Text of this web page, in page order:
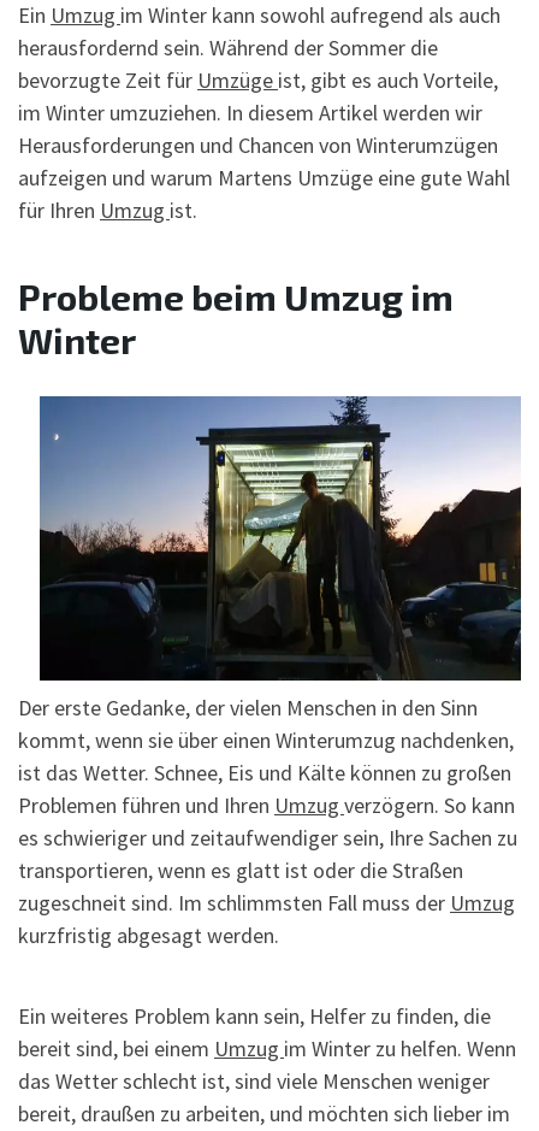
Ein Umzug im Winter kann sowohl aufregend als auch
herausfordernd sein. Während der Sommer die
bevorzugte Zeit für Umzüge ist, gibt es auch Vorteile,
im Winter umzuziehen. In diesem Artikel werden wir
Herausforderungen und Chancen von Winterumzügen
aufzeigen und warum Martens Umzüge eine gute Wahl
für Ihren Umzug ist.
Probleme beim Umzug im
Winter
Der erste Gedanke, der vielen Menschen in den Sinn
kommt, wenn sie über einen Winterumzug nachdenken,
ist das Wetter. Schnee, Eis und Kälte können zu großen
Problemen führen und Ihren Umzug verzögern. So kann
es schwieriger und zeitaufwendiger sein, Ihre Sachen zu
transportieren, wenn es glatt ist oder die Straßen
zugeschneit sind. Im schlimmsten Fall muss der Umzug
kurzfristig abgesagt werden.
Ein weiteres Problem kann sein, Helfer zu finden, die
bereit sind, bei einem Umzug im Winter zu helfen. Wenn
das Wetter schlecht ist, sind viele Menschen weniger
bereit, draußen zu arbeiten, und möchten sich lieber im